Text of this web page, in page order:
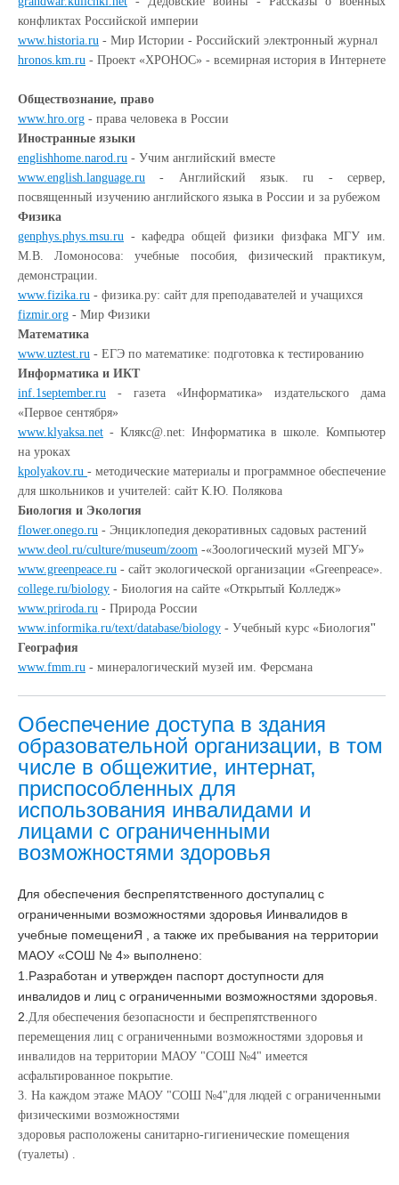
конфликтах Российской империи
www.historia.ru - Мир Истории - Российский электронный журнал
hronos.km.ru - Проект «ХРОНОС» - всемирная история в Интернете
Обществознание, право
www.hro.org - права человека в России
Иностранные языки
englishhome.narod.ru - Учим английский вместе
www.english.language.ru - Английский язык. ru - сервер,
посвященный изучению английского языка в России и за рубежом
Физика
genphys.phys.msu.ru - кафедра общей физики физфака МГУ им.
М.В. Ломоносова: учебные пособия, физический практикум,
демонстрации.
www.fizika.ru - физика.ру: сайт для преподавателей и учащихся
fizmir.org - Мир Физики
Математика
www.uztest.ru - ЕГЭ по математике: подготовка к тестированию
Информатика и ИКТ
inf.1september.ru - газета «Информатика» издательского дама
«Первое сентября»
www.klyaksa.net - Клякс@.net: Информатика в школе. Компьютер
на уроках
kpolyakov.ru - методические материалы и программное обеспечение
для школьников и учителей: сайт К.Ю. Полякова
Биология и Экология
flower.onego.ru - Энциклопедия декоративных садовых растений
www.deol.ru/culture/museum/zoom -«Зоологический музей МГУ»
www.greenpeace.ru - сайт экологической организации «Greenpeace».
college.ru/biology - Биология на сайте «Открытый Колледж»
www.priroda.ru - Природа России
www.informika.ru/text/database/biology - Учебный курс «Биология"
География
www.fmm.ru - минералогический музей им. Ферсмана
Обеспечение доступа в здания
образовательной организации, в том
числе в общежитие, интернат,
приспособленных для
использования инвалидами и
лицами с ограниченными
возможностями здоровья
Для обеспечения беспрепятственного доступалиц с
ограниченными возможностями здоровья Иинвалидов в
учебные помещениЯ , а также их пребывания на территории
МАОУ «СОШ № 4» выполнено:
1. Разработан и утвержден паспорт доступности для
инвалидов и лиц с ограниченными возможностями здоровья.
2. Для обеспечения безопасности и беспрепятственного
перемещения лиц с ограниченными возможностями здоровья и
инвалидов на территории МАОУ "СОШ №4" имеется
асфальтированное покрытие.
3. На каждом этаже МАОУ "СОШ №4"для людей с ограниченными
физическими возможностями
здоровья расположены санитарно-гигиенические помещения
(туалеты) .